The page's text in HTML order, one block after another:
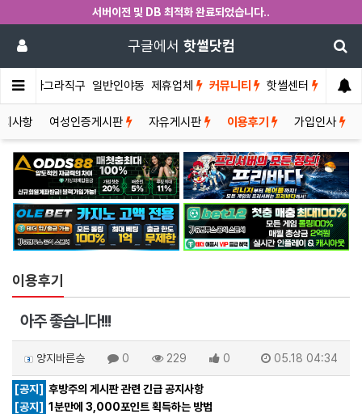
서버이전 및 DB 최적화 완료되었습니다..
구글에서 핫썰닷컴
비아그라직구 일반인야동 제휴업체 커뮤니티 핫썰센터
사항 여성인증게시판 자유게시판 이용후기 가입인사
이용후기
아주 좋습니다!!!
양지바른승 0 229 0 05.18 04:34
[공지] 후방주의 게시판 관련 긴급 공지사항
[공지] 1분만에 3,000포인트 획득하는 방법